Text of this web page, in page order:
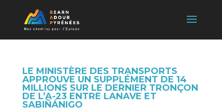
LE MINISTÈRE DES TRANSPORTS
APPROUVE UN SUPPLÉMENT DE 14
MILLIONS SUR LE DERNIER TRONÇON
DE L’A-23 ENTRE LANAVE ET
SABIÑÁNIGO